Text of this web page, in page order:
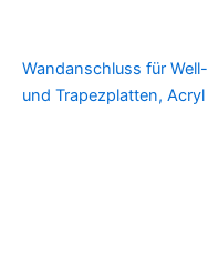
Wandanschluss für Well-
und Trapezplatten, Acryl